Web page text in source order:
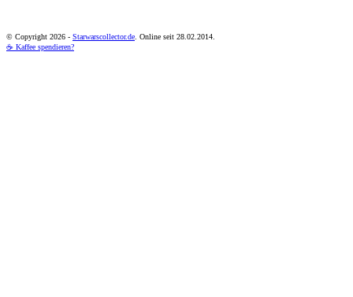
© Copyright 2026 - Starwarscollector.de. Online seit 28.02.2014.
☕ Kaffee spendieren?